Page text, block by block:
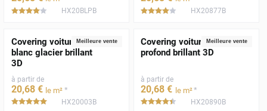
***** HX20BLPB ***** HX20877B
Meilleure vente
Covering voiture
blanc glacier brillant
3D
à partir de
20,68 € le m² *
*****HX20003B
Meilleure vente
Covering voiture noir
profond brillant 3D
à partir de
20,68 € le m²*
***** HX20890B